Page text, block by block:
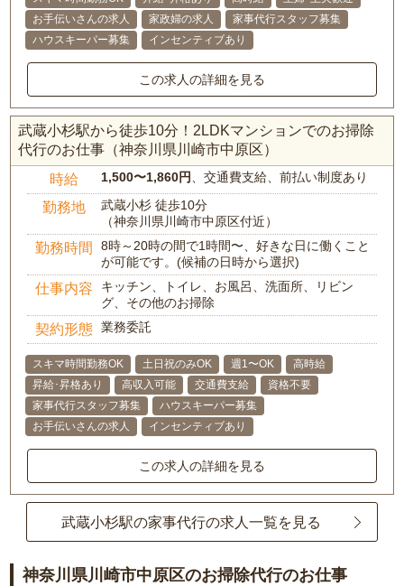
お手伝いさんの求人
家政婦の求人
家事代行スタッフ募集
ハウスキーパー募集
インセンティブあり
この求人の詳細を見る
武蔵小杉駅から徒歩10分！2LDKマンションでのお掃除
代行のお仕事（神奈川県川崎市中原区）
時給 1,500〜1,860円、交通費支給、前払い制度あり
勤務地
武蔵小杉 徒歩10分
（神奈川県川崎市中原区付近）
勤務時間
8時～20時の間で1時間〜、好きな日に働くこと
が可能です。(候補の日時から選択)
仕事内容
キッチン、トイレ、お風呂、洗面所、リビン
グ、その他のお掃除
契約形態 業務委託
スキマ時間勤務OK 土日祝のみOK 週1〜OK
高時給
昇給･昇格あり
高収入可能 交通費支給
資格不要
家事代行スタッフ募集
ハウスキーパー募集
お手伝いさんの求人
インセンティブあり
この求人の詳細を見る
武蔵小杉駅の家事代行の求人一覧を見る
神奈川県川崎市中原区のお掃除代行のお仕事